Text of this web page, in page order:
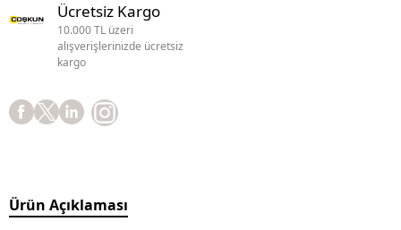
Ücretsiz Kargo
10.000 TL üzeri
alışverişlerinizde ücretsiz
kargo
Ürün Açıklaması